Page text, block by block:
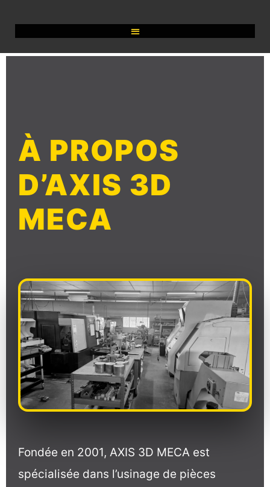
À PROPOS
D’AXIS 3D
MECA
Fondée en 2001, AXIS 3D MECA est
spécialisée dans l’usinage de pièces